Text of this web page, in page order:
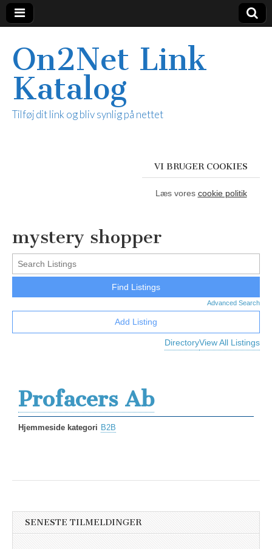
On2Net Link
Katalog
Tilføj dit link og bliv synlig på nettet
VI BRUGER COOKIES
Læs vores cookie politik
mystery shopper
Advanced Search
DirectoryView All Listings
Add Listing
Profacers Ab
Hjemmeside kategori B2B
SENESTE TILMELDINGER